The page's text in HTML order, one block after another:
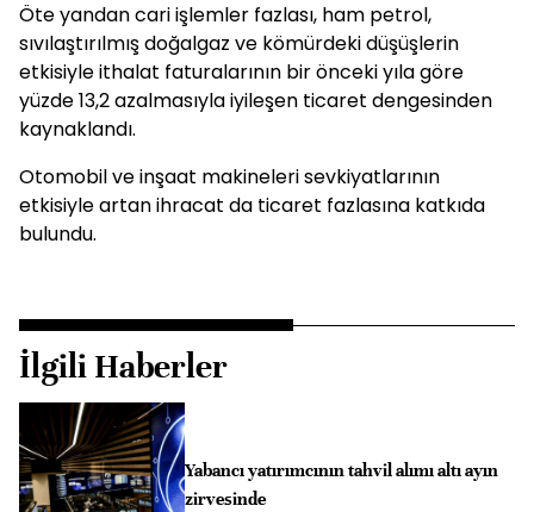
Öte yandan cari işlemler fazlası, ham petrol,
sıvılaştırılmış doğalgaz ve kömürdeki düşüşlerin
etkisiyle ithalat faturalarının bir önceki yıla göre
yüzde 13,2 azalmasıyla iyileşen ticaret dengesinden
kaynaklandı.
Otomobil ve inşaat makineleri sevkiyatlarının
etkisiyle artan ihracat da ticaret fazlasına katkıda
bulundu.
İlgili Haberler
Yabancı yatırımcının tahvil alımı altı ayın
zirvesinde